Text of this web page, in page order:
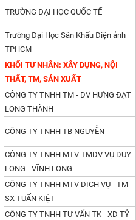
TRƯỜNG ĐẠI HỌC QUỐC TẾ
Trường Đại Học Sân Khấu Điện ảnh
TPHCM
KHỐI TƯ NHÂN: XÂY DỰNG, NỘI
THẤT, TM, SẢN XUẤT
CÔNG TY TNHH TM - DV HƯNG ĐẠT
LONG THÀNH
CÔNG TY TNHH TB NGUYỄN
CÔNG TY TNHH MTV TMDV VỤ DUY
LONG - VĨNH LONG
CÔNG TY TNHH MTV DỊCH VỤ - TM -
SX TUẤN KIỆT
CÔNG TY TNHH TƯ VẤN TK - XD TỶ